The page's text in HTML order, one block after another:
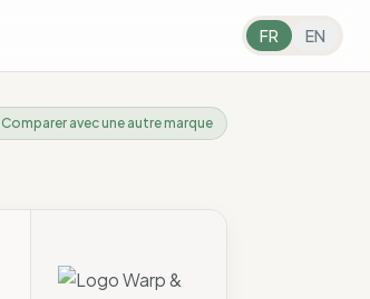
FR EN
Comparer avec une autre marque